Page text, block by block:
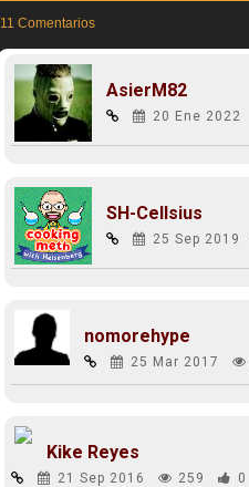
11 Comentarios
AsierM82
20 Ene 2022
SH-Cellsius
25 Sep 2019
nomorehype
25 Mar 2017
Kike Reyes
21 Sep 2016 259 0